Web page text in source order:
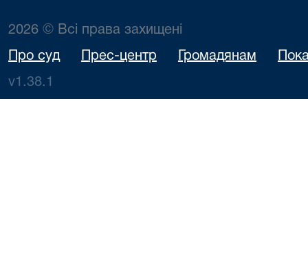
2026 © Всі права захищені
Про суд Прес-центр Громадянам
v1.38.1